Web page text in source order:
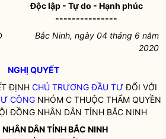
Độc lập - Tự do - Hạnh phúc
---------------
Bắc Ninh, ngày 04 tháng 6 năm
2020
NGHỊ QUYẾT
ĐỊNH CHỦ TRƯƠNG ĐẦU TƯĐỐI VỚI
CÔNGNHÓM C THUỘC THẨM QUYỀN
ĐỒNG NHÂN DÂN TỈNH BẮC NINH
NHÂN DÂNTỈNH BẮC NINH